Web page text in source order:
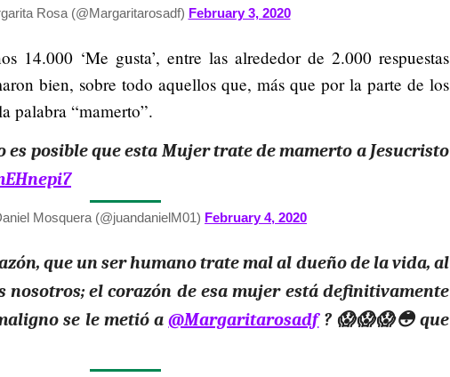
Rosa (@Margaritarosadf) February 3, 2020
14.000 ‘Me gusta’, entre las alrededor de 2.000 respuestas
bien, sobre todo aquellos que, más que por la parte de los
palabra “mamerto”.
es posible que esta Mujer trate de mamerto a Jesucristo
Mosquera (@juandanielM01) February 4, 2020
que un ser humano trate mal al dueño de la vida, al
nosotros; el corazón de esa mujer está definitivamente
se le metió a@Margaritarosadf? 😱😱😱😳 que